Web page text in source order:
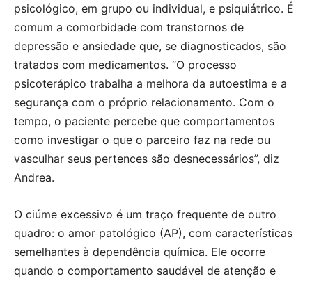
psicológico, em grupo ou individual, e psiquiátrico. É
comum a comorbidade com transtornos de
depressão e ansiedade que, se diagnosticados, são
tratados com medicamentos. “O processo
psicoterápico trabalha a melhora da autoestima e a
segurança com o próprio relacionamento. Com o
tempo, o paciente percebe que comportamentos
como investigar o que o parceiro faz na rede ou
vasculhar seus pertences são desnecessários”, diz
Andrea.
O ciúme excessivo é um traço frequente de outro
quadro: o amor patológico (AP), com características
semelhantes à dependência química. Ele ocorre
quando o comportamento saudável de atenção e